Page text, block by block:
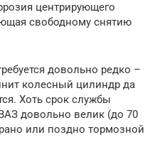
центрирующего
свободному снятию
довольно редко –
колесный цилиндр да
Хоть срок службы
довольно велик (до 70
или поздно тормозной